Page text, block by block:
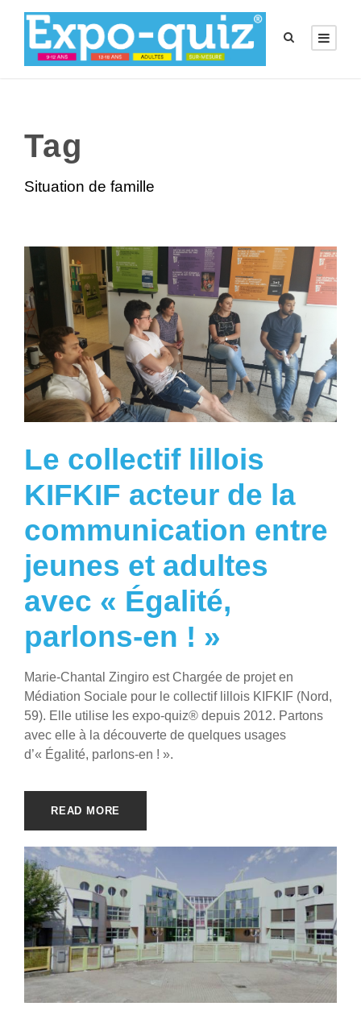
Tag
Situation de famille
Le collectif lillois
KIFKIF acteur de la
communication entre
jeunes et adultes
avec « Égalité,
parlons-en ! »
Marie-Chantal Zingiro est Chargée de projet en
Médiation Sociale pour le collectif lillois KIFKIF (Nord,
59). Elle utilise les expo-quiz® depuis 2012. Partons
avec elle à la découverte de quelques usages
d’« Égalité, parlons-en ! ».
READ MORE